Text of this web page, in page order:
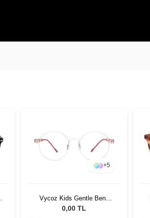
+5
Vycoz Kids Gentle Benn
CRT 46-17 135
0,00 TL